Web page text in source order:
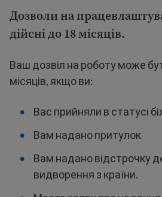
Дозволи на
дійсні до 18 місяців.
Ваш дозвіл на роботу може
місяців, якщо ви:
Вас прийняли в статусі
Вам надано притулок
Вам надано відстрочку
видворення з країни.